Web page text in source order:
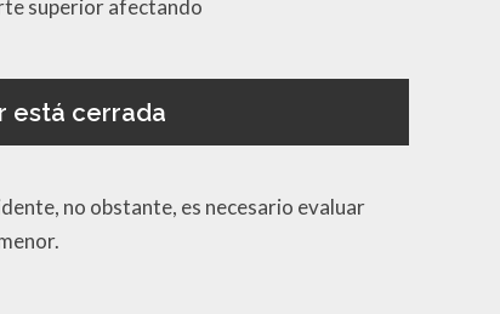
superiorafectando
está cerrada
no obstante, es necesario evaluar